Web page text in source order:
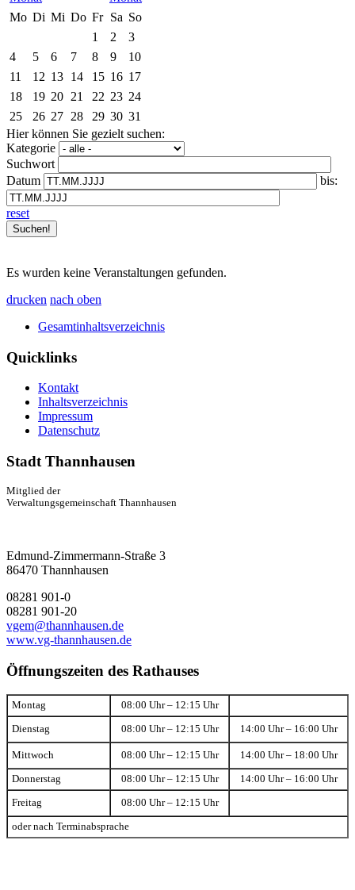
Mo Di Mi Do Fr Sa So
1
2
3
4
5 6 7 8 9
10
11
12 13 14 15 16 17
18
19 20 21 22 23 24
25
26 27 28 29 30 31
Hier können Sie gezielt suchen:
Kategorie
Suchwort
Datum
bis:
reset
Es wurden keine Veranstaltungen gefunden.
drucken nach oben
Gesamtinhaltsverzeichnis
Quicklinks
Kontakt
Inhaltsverzeichnis
Impressum
Datenschutz
Stadt Thannhausen
Mitglied der
Verwaltungsgemeinschaft Thannhausen
Edmund-Zimmermann-Straße 3
86470 Thannhausen
08281 901-0
08281 901-20
vgem@thannhausen.de
www.vg-thannhausen.de
Öffnungszeiten des Rathauses
Montag 08:00 Uhr – 12:15 Uhr
Dienstag 08:00 Uhr – 12:15 Uhr 14:00 Uhr – 16:00 Uhr
Mittwoch 08:00 Uhr – 12:15 Uhr 14:00 Uhr – 18:00 Uhr
Donnerstag 08:00 Uhr – 12:15 Uhr 14:00 Uhr – 16:00 Uhr
Freitag 08:00 Uhr – 12:15 Uhr
oder nach Terminabsprache